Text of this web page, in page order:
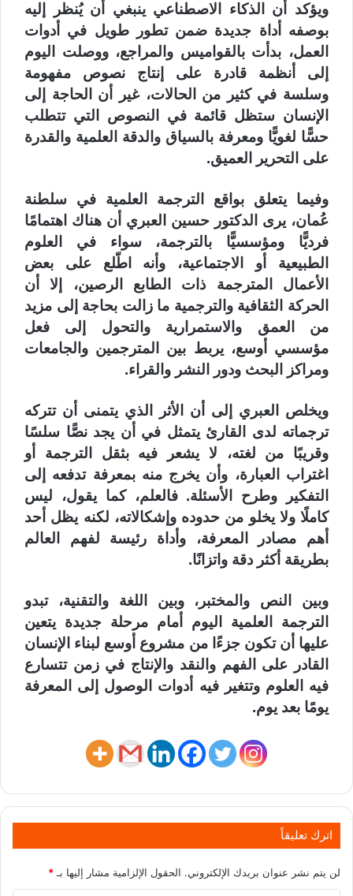
ويؤكد أن الذكاء الاصطناعي ينبغي أن يُنظر إليه
بوصفه أداة جديدة ضمن تطور طويل في أدوات
العمل، بدأت بالقواميس والمراجع، ووصلت اليوم
إلى أنظمة قادرة على إنتاج نصوص مفهومة
وسلسة في كثير من الحالات، غير أن الحاجة إلى
الإنسان ستظل قائمة في النصوص التي تتطلب
حسًّا لغويًّا ومعرفة بالسياق والدقة العلمية والقدرة
على التحرير العميق.
وفيما يتعلق بواقع الترجمة العلمية في سلطنة
عُمان، يرى الدكتور حسين العبري أن هناك اهتمامًا
فرديًّا ومؤسسيًّا بالترجمة، سواء في العلوم
الطبيعية أو الاجتماعية، وأنه اطّلع على بعض
الأعمال المترجمة ذات الطابع الرصين، إلا أن
الحركة الثقافية والترجمية ما زالت بحاجة إلى مزيد
من العمق والاستمرارية والتحول إلى فعل
مؤسسي أوسع، يربط بين المترجمين والجامعات
ومراكز البحث ودور النشر والقراء.
ويخلص العبري إلى أن الأثر الذي يتمنى أن تتركه
ترجماته لدى القارئ يتمثل في أن يجد نصًّا سلسًا
وقريبًا من لغته، لا يشعر فيه بثقل الترجمة أو
اغتراب العبارة، وأن يخرج منه بمعرفة تدفعه إلى
التفكير وطرح الأسئلة. فالعلم، كما يقول، ليس
كاملًا ولا يخلو من حدوده وإشكالاته، لكنه يظل أحد
أهم مصادر المعرفة، وأداة رئيسة لفهم العالم
بطريقة أكثر دقة واتزانًا.
وبين النص والمختبر، وبين اللغة والتقنية، تبدو
الترجمة العلمية اليوم أمام مرحلة جديدة يتعين
عليها أن تكون جزءًا من مشروع أوسع لبناء الإنسان
القادر على الفهم والنقد والإنتاج في زمن تتسارع
فيه العلوم وتتغير فيه أدوات الوصول إلى المعرفة
يومًا بعد يوم.
اترك تعليقاً
لن يتم نشر عنوان بريدك الإلكتروني. الحقول الإلزامية مشار إليها بـ*